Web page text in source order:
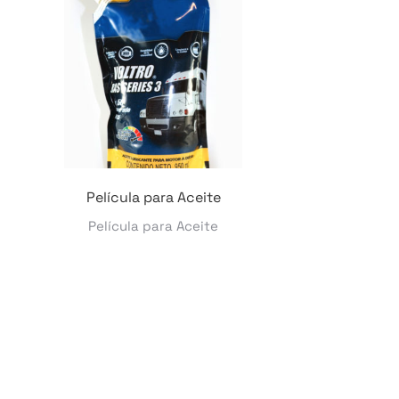
Película para Aceite
Película para Aceite